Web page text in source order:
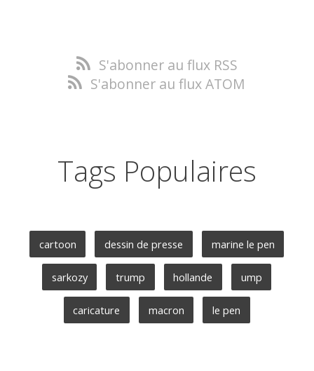
S'abonner au flux RSS
S'abonner au flux ATOM
Tags Populaires
cartoon dessin de presse marine le pen
sarkozy trump hollande ump
caricature macron le pen